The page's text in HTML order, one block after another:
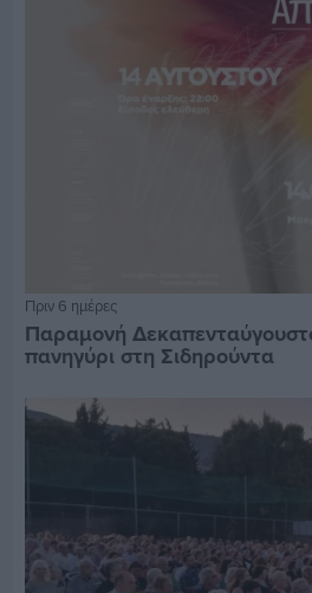
Πριν 6 ημέρες
Παραμονή
πανηγύρι στη Σιδηρούντα